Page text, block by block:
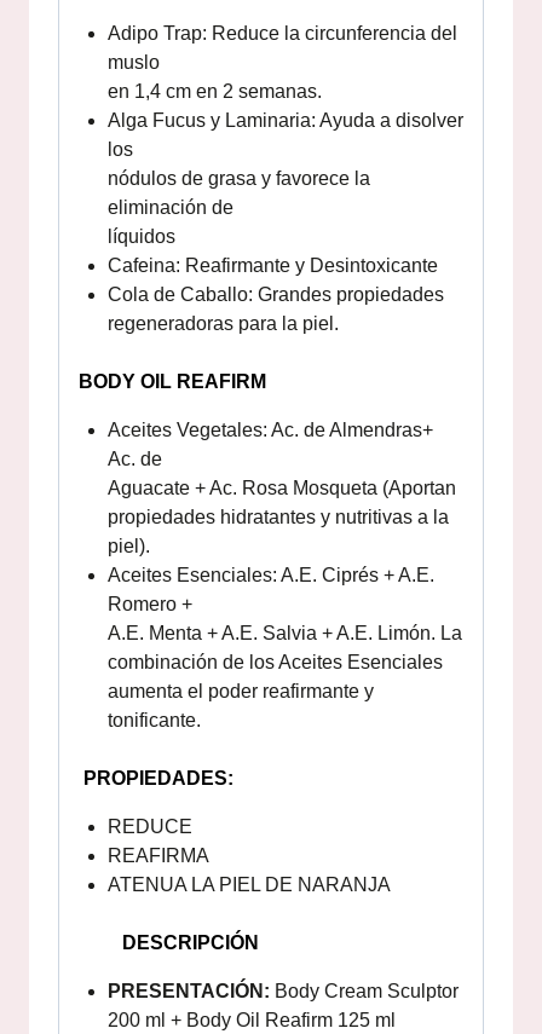
Adipo Trap: Reduce la circunferencia del
muslo
en 1,4 cm en 2 semanas.
Alga Fucus y Laminaria: Ayuda a disolver
los
nódulos de grasa y favorece la
eliminación de
líquidos
Cafeina: Reafirmante y Desintoxicante
Cola de Caballo: Grandes propiedades
regeneradoras para la piel.
BODY OIL REAFIRM
Aceites Vegetales: Ac. de Almendras+
Ac. de
Aguacate + Ac. Rosa Mosqueta (Aportan
propiedades hidratantes y nutritivas a la
piel).
Aceites Esenciales: A.E. Ciprés + A.E.
Romero +
A.E. Menta + A.E. Salvia + A.E. Limón. La
combinación de los Aceites Esenciales
aumenta el poder reafirmante y
tonificante.
PROPIEDADES:
REDUCE
REAFIRMA
ATENUA LA PIEL DE NARANJA
DESCRIPCIÓN
PRESENTACIÓN: Body Cream Sculptor
200 ml + Body Oil Reafirm 125 ml